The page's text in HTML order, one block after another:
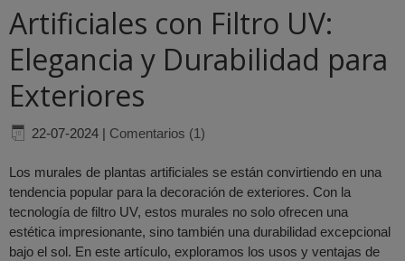
Artificiales con Filtro UV:
Elegancia y Durabilidad para
Exteriores
22-07-2024 | Comentarios (1)
Los murales de plantas artificiales se están convirtiendo en una
tendencia popular para la decoración de exteriores. Con la
tecnología de filtro UV, estos murales no solo ofrecen una
estética impresionante, sino también una durabilidad excepcional
bajo el sol. En este artículo, exploramos los usos y ventajas de